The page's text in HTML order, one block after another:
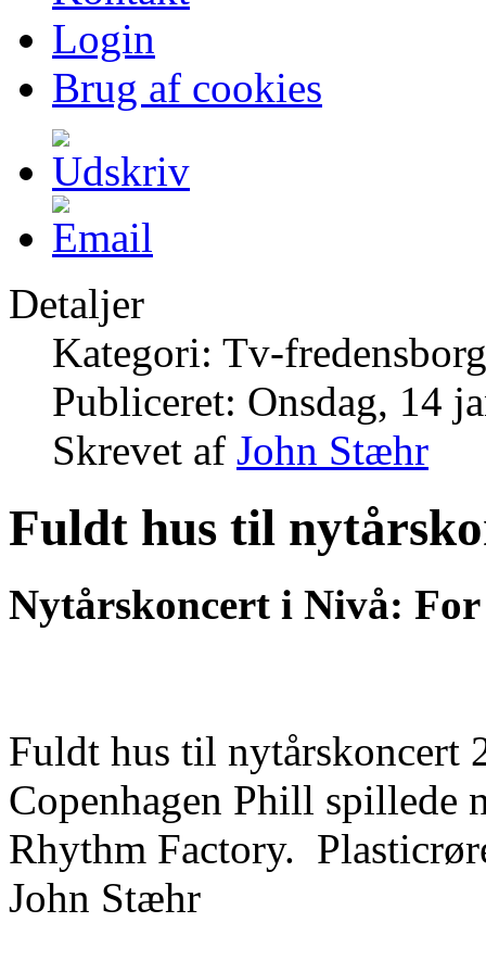
Login
Brug af cookies
Detaljer
Kategori: Tv-
Publiceret: Onsdag, 14
Skrevet af John Stæhr
Fuldt hus til
Nytårskoncert i Nivå:
Fuldt hus til nytårskoncert
Copenhagen Phill spillede
Rhythm Factory.
John Stæhr